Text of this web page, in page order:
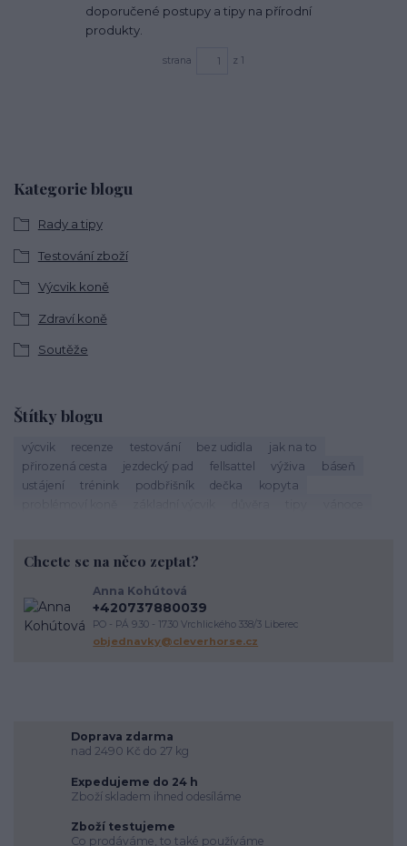
Kategorie blogu
Rady a tipy
Testování zboží
Výcvik koně
Zdraví koně
Soutěže
Štítky blogu
výcvik recenze testování bez udidla
jak na to
přirozená cesta
jezdecký pad fellsattel výživa
báseň
ustájení
trénink podbřišník dečka
kopyta
závody
podpora útulkům správný výběr
výživa koně
kokosový olej
srst péče o vybavení proč
vodění
Chcete se na něco zeptat?
Anna Kohútová
+420737880039
PO - PÁ 9.30 - 17.30 Vrchlického 338/3 Liberec
objednavky@cleverhorse.cz
doporučené postupy a tipy na přírodní
produkty.
strana z 1
Doprava zdarma
nad 2490 Kč do 27 kg
Expedujeme do 24 h
Zboží skladem ihned odesíláme
Zboží testujeme
Co prodáváme, to také používáme